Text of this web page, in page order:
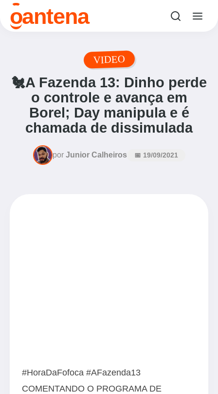
oantena
VIDEO
🐔A Fazenda 13: Dinho perde
o controle e avança em
Borel; Day manipula e é
chamada de dissimulada
por Junior Calheiros 📅 19/09/2021
#HoraDaFofoca #AFazenda13
COMENTANDO O PROGRAMA DE